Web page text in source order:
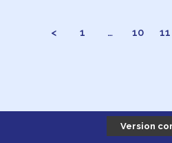
< 1 … 10 11
Version